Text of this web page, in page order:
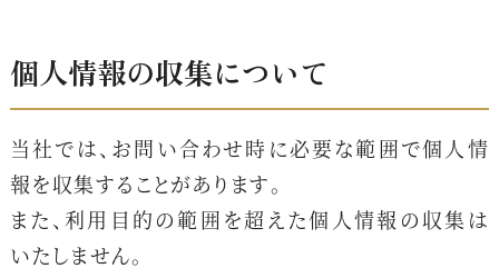
個人情報の収集について
当社では、お問い合わせ時に必要な範囲で個人情
報を収集することがあります。
また、利用目的の範囲を超えた個人情報の収集は
いたしません。